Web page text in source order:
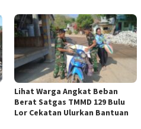
Lihat Warga Angkat Beban
Berat Satgas TMMD 129 Bulu
Lor Cekatan Ulurkan Bantuan